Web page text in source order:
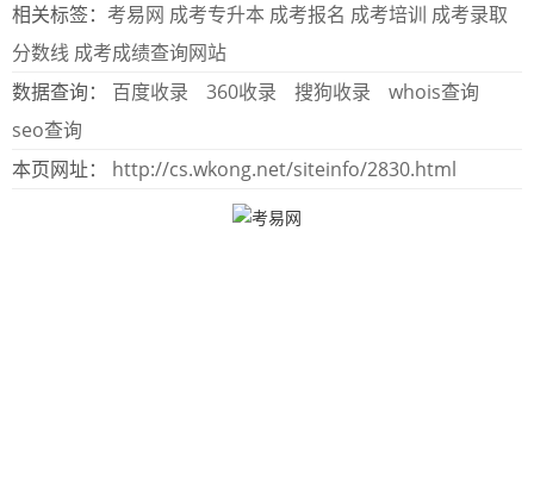
相关标签： 考易网 成考专升本 成考报名 成考培训 成考录取
分数线 成考成绩查询网站
数据查询： 百度收录 360收录 搜狗收录
whois查询
seo查询
本页网址： http://cs.wkong.net/siteinfo/2830.html